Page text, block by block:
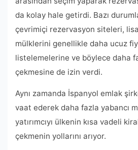
da kolay hale getirdi. Bazı
çevrimiçi rezervasyon siteleri,
mülklerini genellikle daha ucuz
listelemelerine ve böylece daha
çekmesine de izin verdi.
Aynı zamanda İspanyol emlak
vaat ederek daha fazla yabancı
yatırımcıyı ülkenin kısa vadeli
çekmenin yollarını arıyor.